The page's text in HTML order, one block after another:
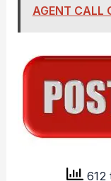
AGENT CALL
612